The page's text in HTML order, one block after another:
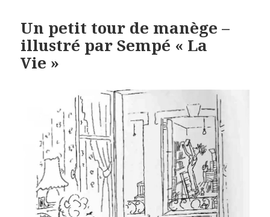
Un petit tour de manège –
illustré par Sempé « La
Vie »